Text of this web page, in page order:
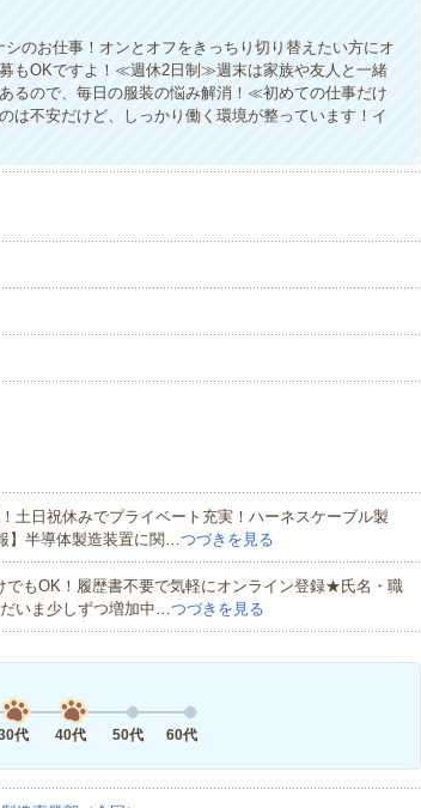
のお仕事！オンとオフをきっちり切り替えたい方にオ
もOKですよ！≪週休2日制≫週末は家族や友人と一緒
ので、毎日の服装の悩み解消！≪初めての仕事だけ
不安だけど、しっかり働く環境が整っています！イ
土日祝休みでプライベート充実！ハーネスケーブル製
】半導体製造装置に関…つづきを見る
もOK！履歴書不要で気軽にオンライン登録★氏名・職
いま少しずつ増加中…つづきを見る
代 40代 50代 60代